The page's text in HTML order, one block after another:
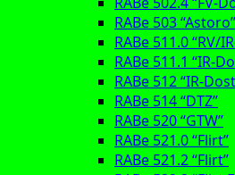
RABe 503 “Astoro”
RABe 511.0 “RV/
RABe 511.1 “IR-
RABe 512 “IR-
RABe 514 “DTZ”
RABe 520 “GTW”
RABe 521.0 “Flirt”
RABe 521.2 “Flirt”